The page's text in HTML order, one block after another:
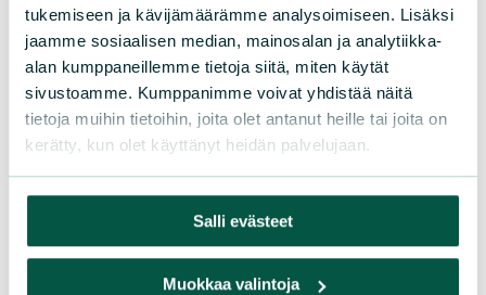
tukemiseen ja kävijämäärämme analysoimiseen. Lisäksi
jaamme sosiaalisen median, mainosalan ja analytiikka-
alan kumppaneillemme tietoja siitä, miten käytät
sivustoamme. Kumppanimme voivat yhdistää näitä
tietoja muihin tietoihin, joita olet antanut heille tai joita on
kerätty, kun olet käyttänyt heidän palvelujaan.
Salli evästeet
Muokkaa valintoja
Kainuu
Keski-Suomi
Kymenlaakso
Lappi
Pirkanmaa
Pohjois-Karjala
Pohjois-Pohjanmaa
Pohjois-Savo